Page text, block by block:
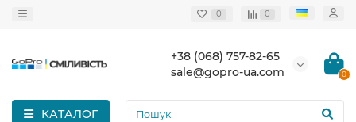
0 0
+38 (068) 757-82-65
sale@gopro-ua.com
0
КАТАЛОГ